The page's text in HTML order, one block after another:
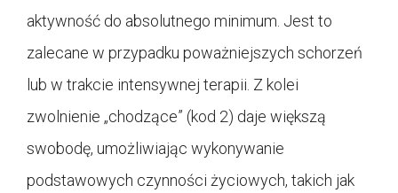
aktywność do absolutnego minimum. Jest to
zalecane w przypadku poważniejszych schorzeń
lub w trakcie intensywnej terapii. Z kolei
zwolnienie „chodzące” (kod 2) daje większą
swobodę, umożliwiając wykonywanie
podstawowych czynności życiowych, takich jak